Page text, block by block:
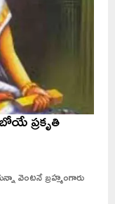
ప్రకృతి
వెంటనే బ్రహ్మంగారు